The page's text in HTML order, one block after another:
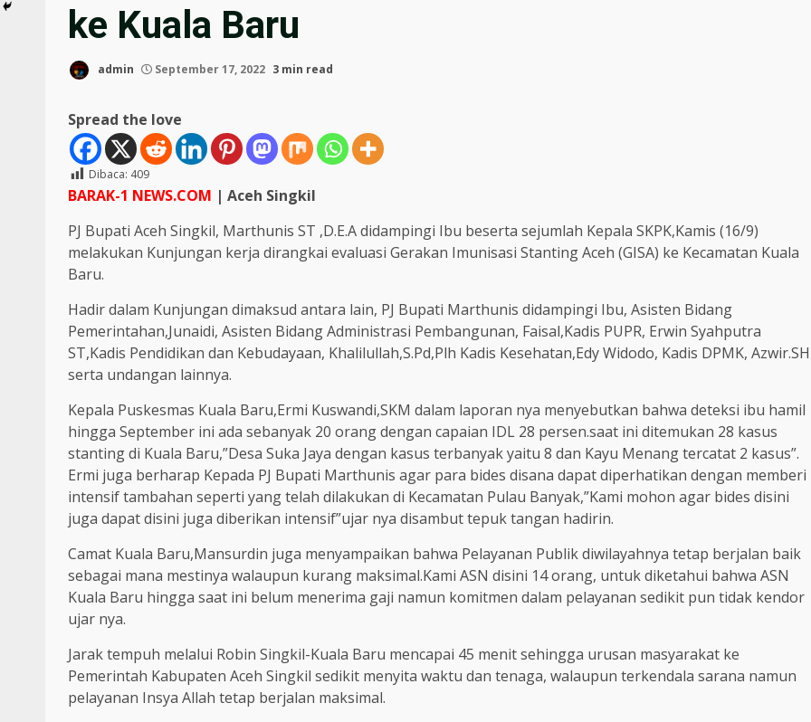
ke Kuala Baru
admin September 17, 2022 3 min read
Spread the love
Dibaca: 409
BARAK-1 NEWS.COM | Aceh Singkil
PJ Bupati Aceh Singkil, Marthunis ST ,D.E.A didampingi Ibu beserta sejumlah Kepala SKPK,Kamis (16/9)
melakukan Kunjungan kerja dirangkai evaluasi Gerakan Imunisasi Stanting Aceh (GISA) ke Kecamatan Kuala
Baru.
Hadir dalam Kunjungan dimaksud antara lain, PJ Bupati Marthunis didampingi Ibu, Asisten Bidang
Pemerintahan,Junaidi, Asisten Bidang Administrasi Pembangunan, Faisal,Kadis PUPR, Erwin Syahputra
ST,Kadis Pendidikan dan Kebudayaan, Khalilullah,S.Pd,Plh Kadis Kesehatan,Edy Widodo, Kadis DPMK, Azwir.SH
serta undangan lainnya.
Kepala Puskesmas Kuala Baru,Ermi Kuswandi,SKM dalam laporan nya menyebutkan bahwa deteksi ibu hamil
hingga September ini ada sebanyak 20 orang dengan capaian IDL 28 persen.saat ini ditemukan 28 kasus
stanting di Kuala Baru,”Desa Suka Jaya dengan kasus terbanyak yaitu 8 dan Kayu Menang tercatat 2 kasus”.
Ermi juga berharap Kepada PJ Bupati Marthunis agar para bides disana dapat diperhatikan dengan memberi
intensif tambahan seperti yang telah dilakukan di Kecamatan Pulau Banyak,”Kami mohon agar bides disini
juga dapat disini juga diberikan intensif”ujar nya disambut tepuk tangan hadirin.
Camat Kuala Baru,Mansurdin juga menyampaikan bahwa Pelayanan Publik diwilayahnya tetap berjalan baik
sebagai mana mestinya walaupun kurang maksimal.Kami ASN disini 14 orang, untuk diketahui bahwa ASN
Kuala Baru hingga saat ini belum menerima gaji namun komitmen dalam pelayanan sedikit pun tidak kendor
ujar nya.
Jarak tempuh melalui Robin Singkil-Kuala Baru mencapai 45 menit sehingga urusan masyarakat ke
Pemerintah Kabupaten Aceh Singkil sedikit menyita waktu dan tenaga, walaupun terkendala sarana namun
pelayanan Insya Allah tetap berjalan maksimal.